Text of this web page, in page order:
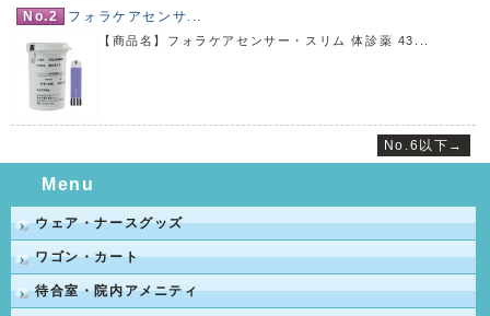
No.2 フォラケアセンサ...
【商品名】フォラケアセンサー・スリム 体診薬 43...
No.6以下→
Menu
ウェア・ナースグッズ
ワゴン・カート
待合室・院内アメニティ